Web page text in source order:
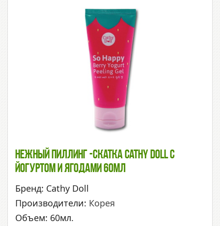
Нежный Пиллинг -скатка Cathy Doll С
Йогуртом И Ягодами 60мл
Бренд: Cathy Doll
Производители: Корея
Объем: 60мл.